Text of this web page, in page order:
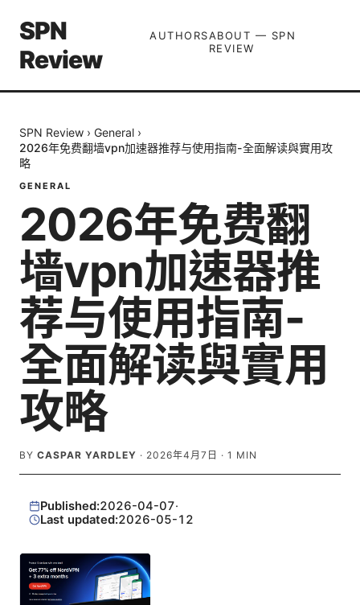
SPN
Review
AUTHORSABOUT — SPN
REVIEW
SPN Review › General ›
2026年免费翻墙vpn加速器推荐与使用指南-全面解读與實用攻
略
GENERAL
2026年免费翻
墙vpn加速器推
荐与使用指南-
全面解读與實用
攻略
BY CASPAR YARDLEY · 2026年4月7日 · 1 MIN
Published:2026-04-07·
Last updated:2026-05-12